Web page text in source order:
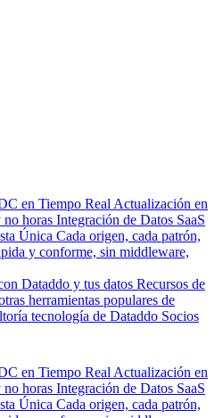
en Tiempo Real Actualización en
no horas Integración de Datos SaaS
Única Cada origen, cada patrón,
y conforme, sin middleware,
Dataddo y tus datos Recursos de
herramientas populares de
tecnología de Dataddo Socios
en Tiempo Real Actualización en
no horas Integración de Datos SaaS
Única Cada origen, cada patrón,